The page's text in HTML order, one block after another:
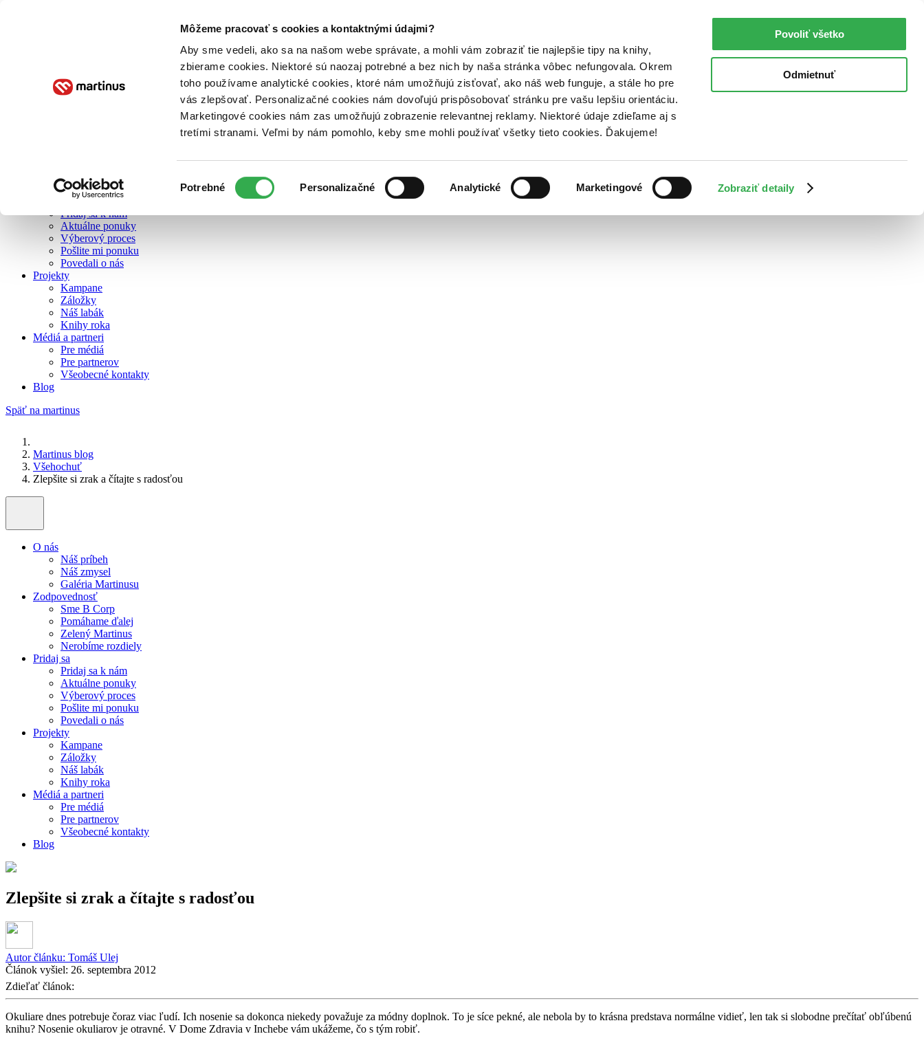
Môžeme pracovať s cookies a kontaktnými údajmi?
Aby sme vedeli, ako sa na našom webe správate, a mohli vám zobraziť tie najlepšie tipy na knihy,
zbierame cookies. Niektoré sú naozaj potrebné a bez nich by naša stránka vôbec nefungovala. Okrem
toho používame analytické cookies, ktoré nám umožňujú zisťovať, ako náš web funguje, a stále ho pre
vás zlepšovať. Personalizačné cookies nám dovoľujú prispôsobovať stránku pre vašu lepšiu orientáciu.
Marketingové cookies nám zas umožňujú zobrazenie relevantnej reklamy. Niektoré údaje zdieľame aj s
tretími stranami. Veľmi by nám pomohlo, keby sme mohli používať všetky tieto cookies. Ďakujeme!
súhlasu
Potrebné Personalizačné Analytické Marketingové Zobraziť detaily
Povoliť všetko
Odmietnuť
O nás
Zelený Martinus
Nerobíme rozdiely
Pridaj sa k nám
Aktuálne ponuky
Výberový proces
Pošlite mi ponuku
Povedali o nás
Projekty
Kampane
Záložky
Náš labák
Knihy roka
Médiá a partneri
Pre médiá
Pre partnerov
Všeobecné kontakty
Blog
Späť na martinus
Martinus blog
Všehochuť
Zlepšite si zrak a čítajte s radosťou
O nás
Náš príbeh
Náš zmysel
Galéria Martinusu
Zodpovednosť
Sme B Corp
Pomáhame ďalej
Zelený Martinus
Nerobíme rozdiely
Pridaj sa
Pridaj sa k nám
Aktuálne ponuky
Výberový proces
Pošlite mi ponuku
Povedali o nás
Projekty
Kampane
Záložky
Náš labák
Knihy roka
Médiá a partneri
Pre médiá
Pre partnerov
Všeobecné kontakty
Blog
Zlepšite si zrak a čítajte s radosťou
Autor článku: Tomáš Ulej
Článok vyšiel: 26. septembra 2012
Zdieľať článok:
Okuliare dnes potrebuje čoraz viac ľudí. Ich nosenie sa dokonca niekedy považuje za módny doplnok. To je síce pekné, ale nebola by to krásna predstava normálne vidieť, len tak si slobodne prečítať obľúbenú
knihu? Nosenie okuliarov je otravné. V Dome Zdravia v Inchebe vám ukážeme, čo s tým robiť.